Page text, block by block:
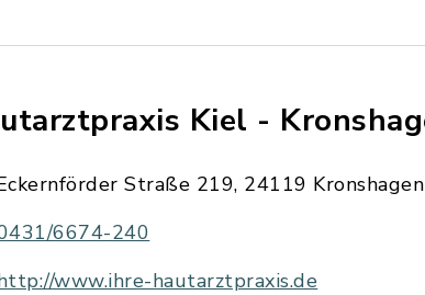
Kiel -
Straße 219, 24119 Kronshagen
6674-240
www.ihre-hautarztpraxis.de